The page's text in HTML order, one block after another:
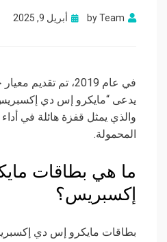
byTeam
Posted
أبريل 9, 2025
في عام 2019، تم
والذي يمثل قفزة هائلة في
المحمولة.
ما هي بطاقات
إكسبريس؟
بطاقات مايكرو إس دي